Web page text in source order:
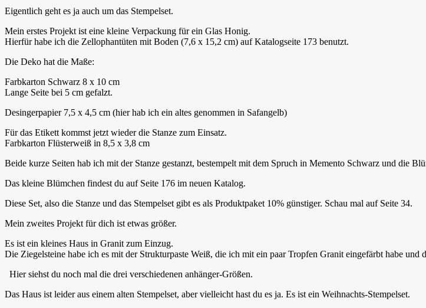
Eigentlich geht es ja auch um das Stempelset.
Mein erstes Projekt ist eine kleine Verpackung für ein Glas Honig.
Hierfür habe ich die Zellophantüten mit Boden (7,6 x 15,2 cm) auf Katalogseite 173 benutzt.
Die Deko hat die Maße:
Farbkarton Schwarz 8 x 10 cm
Lange Seite bei 5 cm gefalzt.
Desingerpapier 7,5 x 4,5 cm (hier hab ich ein altes genommen in Safangelb)
Für das Etikett kommst jetzt wieder die Stanze zum Einsatz.
Farbkarton Flüsterweiß in 8,5 x 3,8 cm
Beide kurze Seiten hab ich mit der Stanze gestanzt, bestempelt mit dem Spruch in Memento Schwarz und die
Das kleine Blümchen findest du auf Seite 176 im neuen Katalog.
Diese Set, also die Stanze und das Stempelset gibt es als Produktpaket 10% günstiger. Schau mal auf Seite 34.
Mein zweites Projekt für dich ist etwas größer.
Es ist ein kleines Haus in Granit zum Einzug.
Die Ziegelsteine habe ich es mit der Strukturpaste Weiß, die ich mit ein paar Tropfen Granit eingefärbt habe
Hier siehst du noch mal die drei verschiedenen anhänger-Größen.
Das Haus ist leider aus einem alten Stempelset, aber vielleicht hast du es ja. Es ist ein Weihnachts-Stempelset.